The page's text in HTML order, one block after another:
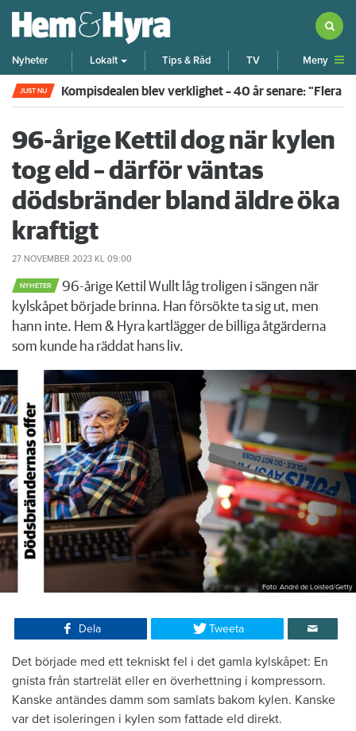
Nyheter Lokalt Tips & Råd TV Meny
JUST NU Rökte inomhus och övergav lägenheten – nu kräver
96-årige Kettil dog när kylen
tog eld – därför väntas
dödsbränder bland äldre öka
kraftigt
27 NOVEMBER 2023 KL 09:00
NYHETER
96-årige Kettil Wullt låg troligen i sängen när
kylskåpet började brinna. Han försökte ta sig ut, men
hann inte. Hem & Hyra kartlägger de billiga åtgärderna
som kunde ha räddat hans liv.
Foto: André de Loisted/Getty
Dela Tweeta
Det började med ett tekniskt fel i det gamla kylskåpet: En
gnista från startrelät eller en överhettning i kompressorn.
Kanske antändes damm som samlats bakom kylen. Kanske
var det isoleringen i kylen som fattade eld direkt.